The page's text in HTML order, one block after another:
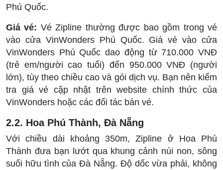
Phú Quốc.
Giá vé: Vé Zipline thường được bao gồm trong vé
vào cửa VinWonders Phú Quốc. Giá vé vào cửa
VinWonders Phú Quốc dao động từ 710.000 VNĐ
(trẻ em/người cao tuổi) đến 950.000 VNĐ (người
lớn), tùy theo chiều cao và gói dịch vụ. Bạn nên kiểm
tra giá vé cập nhật trên website chính thức của
VinWonders hoặc các đối tác bán vé.
2.2. Hoa Phú Thành, Đà Nẵng
Với chiều dài khoảng 350m, Zipline ở Hoa Phú
Thành đưa bạn lướt qua khung cảnh núi non, sông
suối hữu tình của Đà Nẵng. Độ dốc vừa phải, không